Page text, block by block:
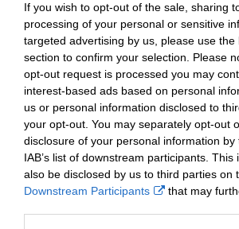
If you wish to opt-out of the sale, sharing
processing of your personal or sensitive
targeted advertising by us, please use the
section to confirm your selection. Please
opt-out request is processed you may
interest-based ads based on personal
us or personal information disclosed to
your opt-out. You may separately opt-out
disclosure of your personal information
IAB’s list of downstream participants.
also be disclosed by us to third parties on
Downstream Participants
that may
Amser: 10am – 2pm
Llyfrgell Cwmbrân
Dyddiad: Dydd Iau, 24 Hydref
Amser: 10am – 2pm
Gofal Cwsmeriaid Blaenafon yng
Blaenafon
Dyddiad: Dydd Mawrth, 29 Hydref
Amser: 10am – 2pm
Marchnad Dan Do Pont-y-pŵl yn y Caffi
Dyddiad: Dydd Mercher, 30 Hydref
Amser: 10am – 2pm